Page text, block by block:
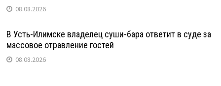
08.08.2026
В Усть-Илимске владелец суши-бара ответит в суде за
массовое отравление гостей
08.08.2026